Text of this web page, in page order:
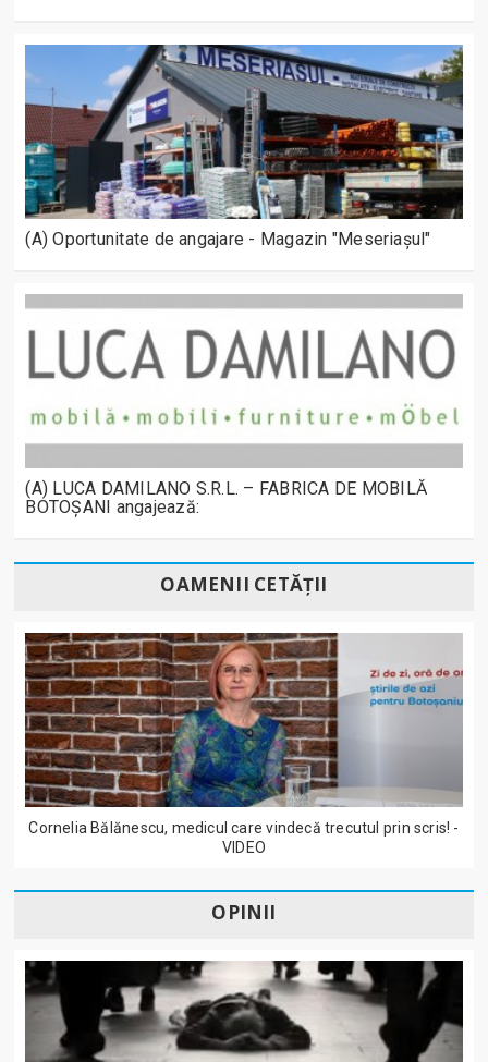
(A) Oportunitate de angajare - Magazin "Meseriașul"
(A) LUCA DAMILANO S.R.L. – FABRICA DE MOBILĂ
BOTOȘANI angajează:
OAMENII CETĂȚII
Cornelia Bălănescu, medicul care vindecă trecutul prin scris! -
VIDEO
OPINII